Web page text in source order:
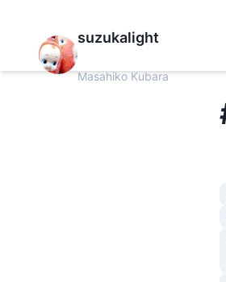
suzukalight
Masahiko Kubara